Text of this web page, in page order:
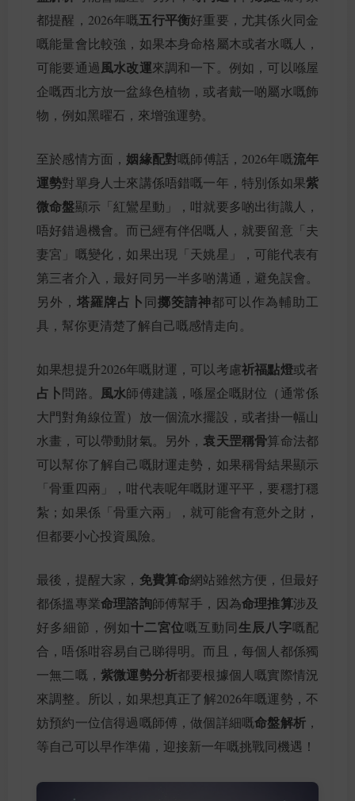
都提醒，2026年嘅五行平衡好重要，尤其係火同金
嘅能量會比較強，如果本身命格屬木或者水嘅人，
可能要通過風水改運來調和一下。例如，可以喺屋
企嘅西北方放一盆綠色植物，或者戴一啲屬水嘅飾
物，例如黑曜石，來增強運勢。
至於感情方面， 姻緣配對嘅師傅話，2026年嘅流年
運勢對單身人士來講係唔錯嘅一年，特別係如果紫
微命盤顯示「紅鸞星動」，咁就要多啲出街識人，
唔好錯過機會。而已經有伴侶嘅人，就要留意「夫
妻宮」嘅變化，如果出現「天姚星」，可能代表有
第三者介入，最好同另一半多啲溝通，避免誤會。
另外， 塔羅牌占卜同擲筊請神都可以作為輔助工
具，幫你更清楚了解自己嘅感情走向。
如果想提升2026年嘅財運，可以考慮祈福點燈或者
占卜問路。 風水師傅建議，喺屋企嘅財位（通常係
大門對角線位置）放一個流水擺設，或者掛一幅山
水畫，可以帶動財氣。另外，袁天罡稱骨算命法都
可以幫你了解自己嘅財運走勢，如果稱骨結果顯示
「骨重四兩」，咁代表呢年嘅財運平平，要穩打穩
紮；如果係「骨重六兩」，就可能會有意外之財，
但都要小心投資風險。
最後，提醒大家， 免費算命網站雖然方便，但最好
都係搵專業命理諮詢師傅幫手，因為命理推算涉及
好多細節，例如十二宮位嘅互動同生辰八字嘅配
合，唔係咁容易自己睇得明。而且，每個人都係獨
一無二嘅， 紫微運勢分析都要根據個人嘅實際情況
來調整。所以，如果想真正了解2026年嘅運勢，不
妨預約一位信得過嘅師傅，做個詳細嘅命盤解析 ，
等自己可以早作準備，迎接新一年嘅挑戰同機遇！